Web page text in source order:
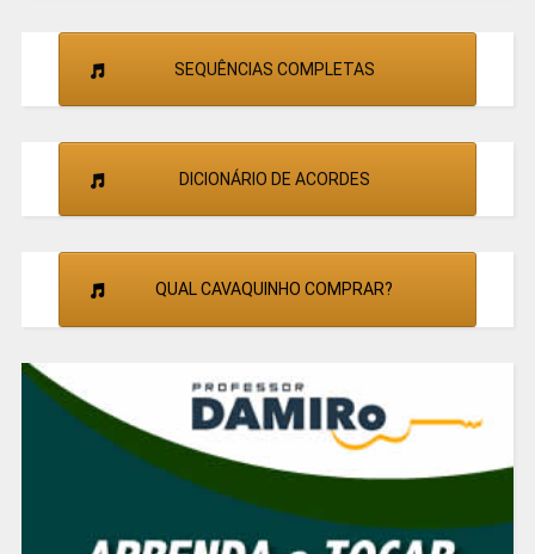
SEQUÊNCIAS COMPLETAS
DICIONÁRIO DE ACORDES
QUAL CAVAQUINHO COMPRAR?